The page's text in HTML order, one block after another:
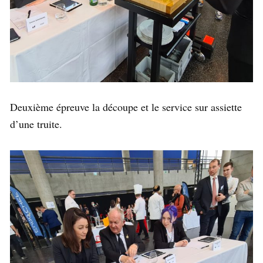
Deuxième épreuve la découpe et le service sur assiette
d’une truite.